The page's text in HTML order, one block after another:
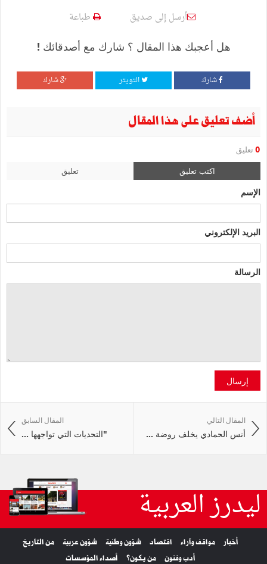
أرسل إلى صديق طباعة
هل أعجبك هذا المقال ؟ شارك مع أصدقائك !
شارك التويتر شارك
أضف تعليق على هذا المقال
0 تعليق
اكتب تعليق تعليق
الإسم
البريد الإلكتروني
الرسالة
إرسال
المقال السابق
"التحديات التي تواجهها ...
المقال التالي
أنس الحمادي يخلف روضة ...
ليدرز العربية
أخبار مواقف وآراء اقتصاد شؤون وطنية شؤون عربية
من التاريخ
أدب وفنون
من يكون؟ أصداء المؤسسات